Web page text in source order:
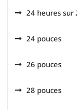
24 heures sur
24 pouces
26 pouces
28 pouces